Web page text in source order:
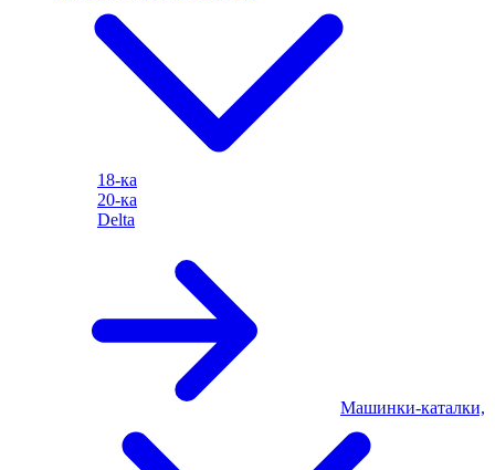
18-ка
20-ка
Delta
Машинки-каталки,